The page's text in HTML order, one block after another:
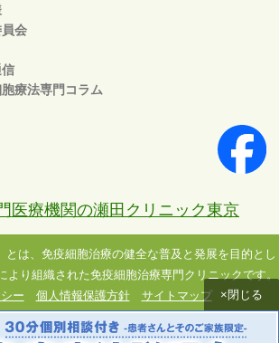
会
療法専門コラム
医療機関の瀬田クリニック東京
とは、免疫細胞治療の健全な普及と発展を目的とし
より組織された免疫細胞治療専門クリニックです。
ー
個人情報保護方針 サイトマップ ×閉じる